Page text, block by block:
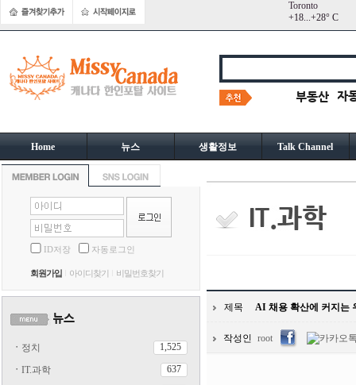
Toronto
+18...+28° C
Home 뉴스 생활정보 Talk Channel
ID저장 자동로그인
회원가입 아이디찾기 비밀번호찾기
ㆍ 정치 1,525
ㆍ IT.과학 637
제목 AI 채용 확산에 커지는
작성인 root